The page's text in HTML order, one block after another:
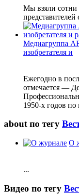
Мы взяли сотни
Медиагруппа
изобретателя и
Ежегодно в
отмечается —
1950-х годов
about по тегу
О
...
Видео по тегу